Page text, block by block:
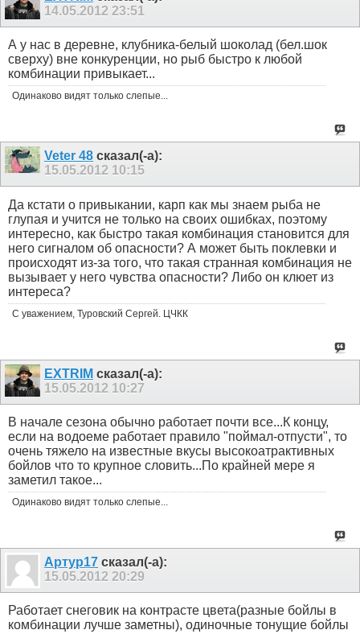
14.05.2012 23:51
А у нас в деревне, клубника-белый шоколад (бел.шок
сверху) вне конкуренции, но рыб быстро к любой
комбинации привыкает...
Одинаково видят только слепые...
Veter 48 сказал(-а):
15.05.2012 10:15
Да кстати о привыкании, карп как мы знаем рыба не
глупая и учится не только на своих ошибках, поэтому
интересно, как быстро такая комбинация становится для
него сигналом об опасности? А может быть поклевки и
происходят из-за того, что такая странная комбинация не
вызывает у него чувства опасности? Либо он клюет из
интереса?
С уважением, Туровский Сергей. ЦЧКК
EXTRIM сказал(-а):
15.05.2012 10:27
В начале сезона обычно работает почти все...К концу,
если на водоеме работает правило "поймал-отпусти", то
очень тяжело на известные вкусы высокоатрактивных
бойлов что то крупное словить...По крайней мере я
заметил такое...
Одинаково видят только слепые...
Артур17 сказал(-а):
15.05.2012 20:29
Работает снеговик на контрасте цвета(разные бойлы в
комбинации лучше заметны), одиночные тонущие бойлы